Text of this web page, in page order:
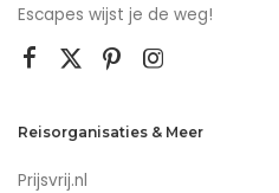
Escapes wijst je de weg!
Reisorganisaties & Meer
Prijsvrij.nl